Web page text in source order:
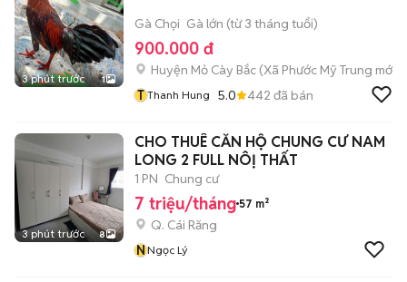
3 phút trước 1
Gà Chọi Gà lớn (từ 3 tháng tuổi)
900.000 đ
Huyện Mỏ Cày Bắc (Xã Phước Mỹ Trung mới)
T Thanh Hung 5.0 442 đã bán
3 phút trước 8
CHO THUÊ CĂN HỘ CHUNG CƯ NAM
LONG 2 FULL NÔỊ THẤT
1 PN Chung cư
7 triệu/tháng 57 m²
Q. Cái Răng
NNgọc Lý